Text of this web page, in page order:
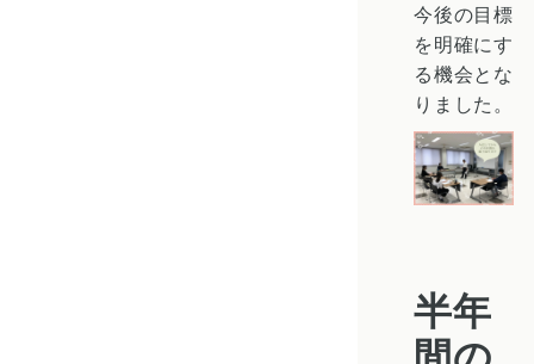
今後の目標
を明確にす
る機会とな
りました。
半年